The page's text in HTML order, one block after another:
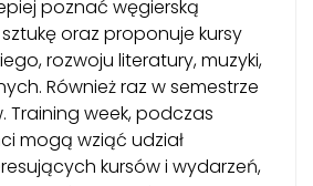
poznać węgierską
oraz proponuje kursy
rozwoju literatury, muzyki,
Również raz w semestrze
Training week, podczas
mogą wziąć udział
kursów i wydarzeń,